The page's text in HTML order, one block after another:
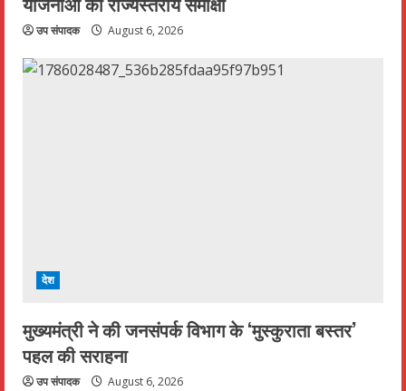
उप संपादक August 6, 2026
देश
मुख्यमंत्री ने की जनसंपर्क विभाग के ‘मुस्कुराता बस्तर’
पहल की सराहना
उप संपादक August 6, 2026